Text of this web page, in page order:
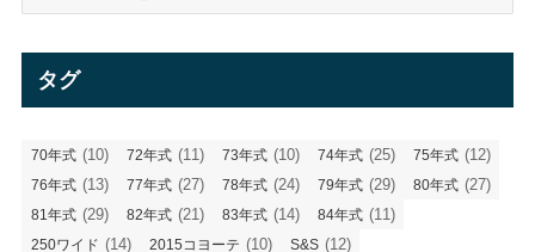
タグ
70年式 (10) 72年式 (11) 73年式 (10) 74年式 (25) 75年式 (12)
76年式 (13) 77年式 (27) 78年式 (24) 79年式 (29) 80年式 (27)
81年式 (29) 82年式 (21) 83年式 (14) 84年式 (11)
250ワイド (14) 2015コヨーテ (10) S&S (12)